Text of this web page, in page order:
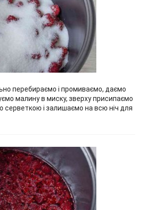
перебираємо і промиваємо, даємо
малину в миску, зверху присипаємо
серветкою і залишаємо на всю ніч для